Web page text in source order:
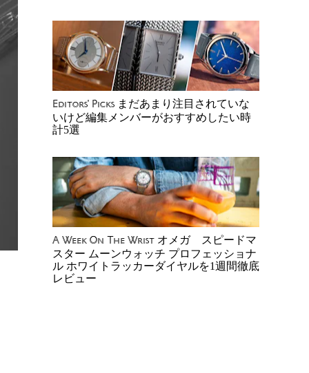
Editors' Picks まだあまり注目されていな
いけど編集メンバーがおすすめしたい時
計5選
A Week On The Wrist オメガ スピードマ
スター ムーンウォッチ プロフェッショナ
ル ホワイトラッカーダイヤルを1週間徹底
レビュー